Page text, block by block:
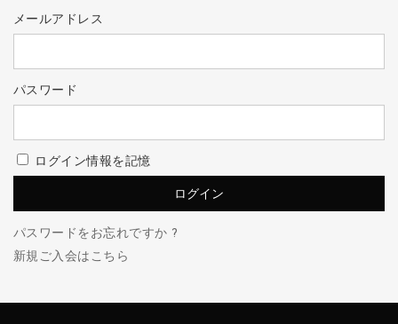
メールアドレス
パスワード
ログイン情報を記憶
パスワードをお忘れですか ?
新規ご入会はこちら